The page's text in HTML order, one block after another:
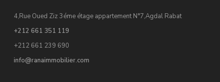
4,Rue Oued Ziz 3éme étage appartement N°7,Agdal Rabat
+212 661 351 119
+212 661 239 690
info@ranaimmobilier.com